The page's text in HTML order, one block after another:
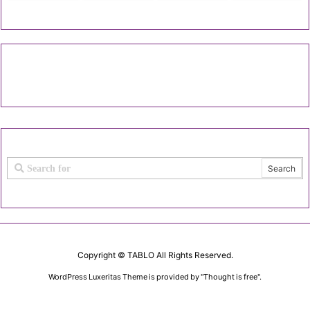
Copyright © TABLOAll Rights Reserved.
WordPress Luxeritas Theme is provided by "Thought is free".